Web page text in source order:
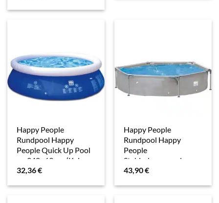
Happy People
Rundpool Happy
People Quick Up Pool
ca. 240×63 cm (Kein
Set)
32,36€
Happy People
Rundpool Happy
People
Stahlrahmenpool
240×51 cm (Kein Set)
43,90€